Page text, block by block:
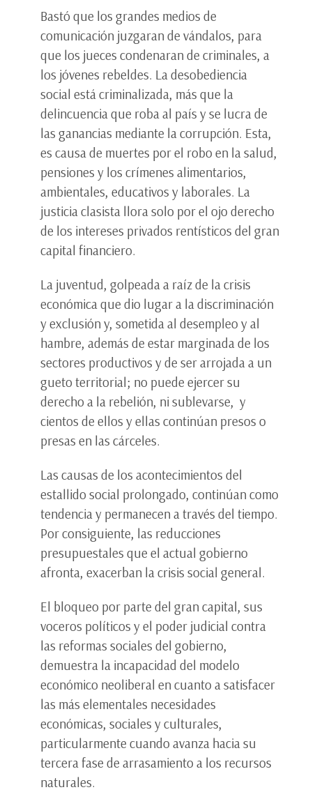
Bastó que los grandes medios de
comunicación juzgaran de vándalos, para
que los jueces condenaran de criminales, a
los jóvenes rebeldes. La desobediencia
social está criminalizada, más que la
delincuencia que roba al país y se lucra de
las ganancias mediante la corrupción. Esta,
es causa de muertes por el robo en la salud,
pensiones y los crímenes alimentarios,
ambientales, educativos y laborales. La
justicia clasista llora solo por el ojo derecho
de los intereses privados rentísticos del gran
capital financiero.
La juventud, golpeada a raíz de la crisis
económica que dio lugar a la discriminación
y exclusión y, sometida al desempleo y al
hambre, además de estar marginada de los
sectores productivos y de ser arrojada a un
gueto territorial; no puede ejercer su
derecho a la rebelión, ni sublevarse, y
cientos de ellos y ellas continúan presos o
presas en las cárceles.
Las causas de los acontecimientos del
estallido social prolongado, continúan como
tendencia y permanecen a través del tiempo.
Por consiguiente, las reducciones
presupuestales que el actual gobierno
afronta, exacerban la crisis social general.
El bloqueo por parte del gran capital, sus
voceros políticos y el poder judicial contra
las reformas sociales del gobierno,
demuestra la incapacidad del modelo
económico neoliberal en cuanto a satisfacer
las más elementales necesidades
económicas, sociales y culturales,
particularmente cuando avanza hacia su
tercera fase de arrasamiento a los recursos
naturales.